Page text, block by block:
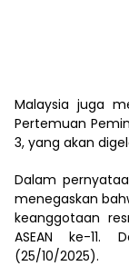
Malaysia juga
Pertemuan
3, yang akan
Dalam
menegaskan
keanggotaan
ASEAN ke-11.
(25/10/2025).